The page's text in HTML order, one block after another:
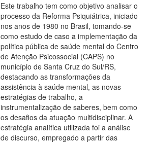
Este trabalho tem como objetivo analisar o
processo da Reforma Psiquiátrica, iniciado
nos anos de 1980 no Brasil, tomando-se
como estudo de caso a implementação da
política pública de saúde mental do Centro
de Atenção Psicossocial (CAPS) no
município de Santa Cruz do Sul/RS,
destacando as transformações da
assistência à saúde mental, as novas
estratégias de trabalho, a
instrumentalização de saberes, bem como
os desafios da atuação multidisciplinar. A
estratégia analítica utilizada foi a análise
de discurso, empregado a partir das